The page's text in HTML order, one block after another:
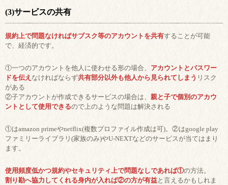
(3)サービスの共有
規約上で問題なければサブスク等のアカウントを共有することが可能
で、経済的です。
①一つのアカウントを他人に使わせる形の場合、 アカウントとパスワー
ドを伝え なければならず共有部分以外も他人から見られてしまう リスク
がある
②子アカウントが作成できるサービスの場合は、 親と子で個別のアカウ
ントとして使用できるので上のような問題は解決される
①はamazon primeやnetflix(複数プロファイル作成は可)。②はgoogle play
ファミリーライブラリ(家族のみ)やU-NEXTなどのサービスが当てはまり
ます。
使用頻度低かつ規約やセキュリティ上で問題なしであれば①の方法。
割り勘へ協力してくれる身内が入れば②の方が有益と言えるかもしれま